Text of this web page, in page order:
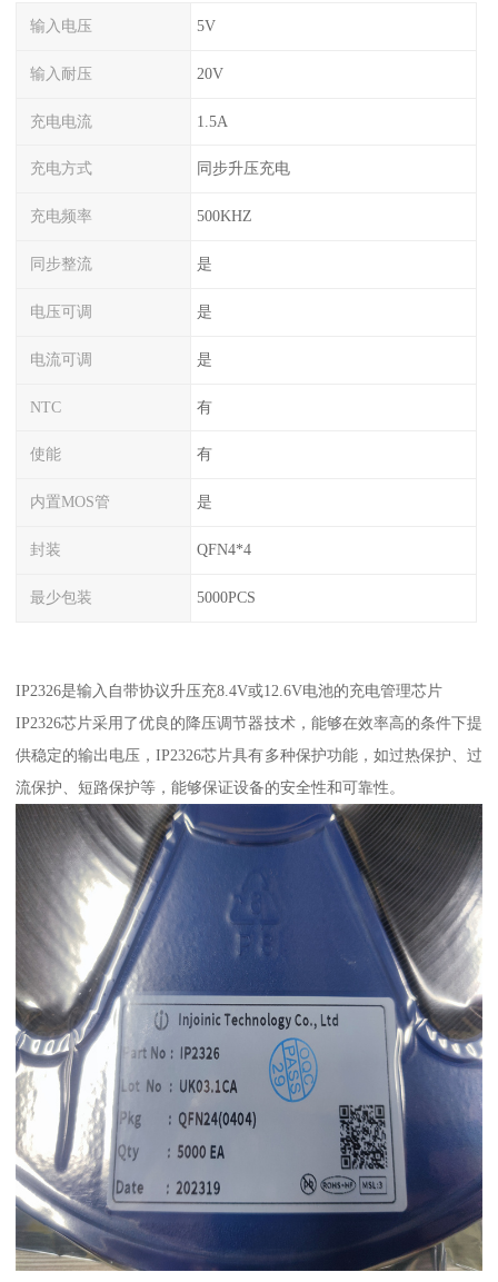
输入电压 5V
输入耐压 20V
充电电流 1.5A
充电方式 同步升压充电
充电频率 500KHZ
同步整流 是
电压可调 是
电流可调 是
NTC 有
使能 有
内置MOS管 是
封装 QFN4*4
最少包装 5000PCS
IP2326是输入自带协议升压充8.4V或12.6V电池的充电管理芯片
IP2326芯片采用了优良的降压调节器技术，能够在效率高的条件下提
供稳定的输出电压，IP2326芯片具有多种保护功能，如过热保护、过
流保护、短路保护等，能够保证设备的安全性和可靠性。